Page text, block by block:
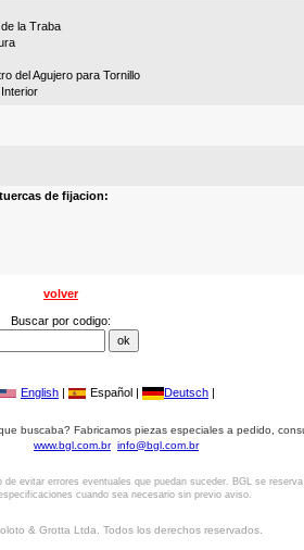
la Traba
del Agujero para Tornillo
de fijacion:
volver
Buscar por codigo:
English | Español | Deutsch |
buscaba? Fabricamos piezas especiales a pedido,
www.bgl.com.br info@bgl.com.br
evitar errores eventuales que puedan suceder. BGL se
cuando sea necesario sin previo aviso.
& Grotta Ltda. Todos los derechos reservados.